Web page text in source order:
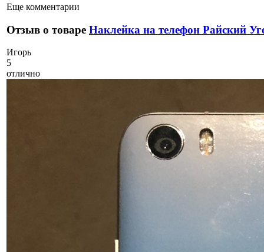
Еще комментарии
Отзыв о товаре Наклейка на телефон Райский
Игорь
5
отлично